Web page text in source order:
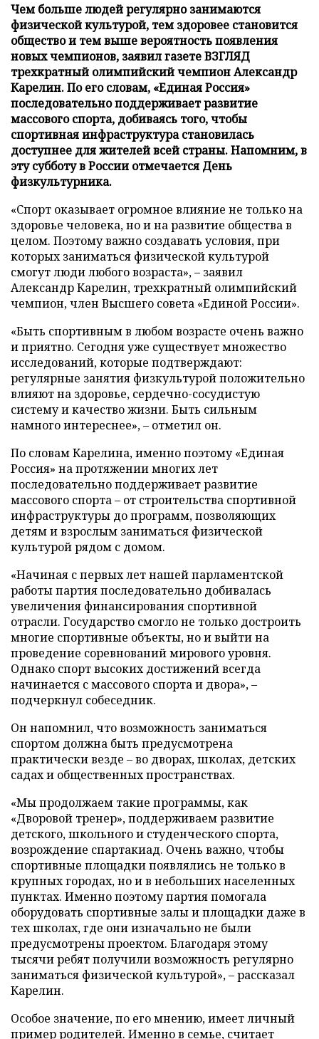
Чем больше людей регулярно занимаются
физической культурой, тем здоровее становится
общество и тем выше вероятность появления
новых чемпионов, заявил газете ВЗГЛЯД
трехкратный олимпийский чемпион Александр
Карелин. По его словам, «Единая Россия»
последовательно поддерживает развитие
массового спорта, добиваясь того, чтобы
спортивная инфраструктура становилась
доступнее для жителей всей страны. Напомним, в
эту субботу в России отмечается День
физкультурника.
«Спорт оказывает огромное влияние не только на
здоровье человека, но и на развитие общества в
целом. Поэтому важно создавать условия, при
которых заниматься физической культурой
смогут люди любого возраста», – заявил
Александр Карелин, трехкратный олимпийский
чемпион, член Высшего совета «Единой России».
«Быть спортивным в любом возрасте очень важно
и приятно. Сегодня уже существует множество
исследований, которые подтверждают:
регулярные занятия физкультурой положительно
влияют на здоровье, сердечно-сосудистую
систему и качество жизни. Быть сильным
намного интереснее», – отметил он.
По словам Карелина, именно поэтому «Единая
Россия» на протяжении многих лет
последовательно поддерживает развитие
массового спорта – от строительства спортивной
инфраструктуры до программ, позволяющих
детям и взрослым заниматься физической
культурой рядом с домом.
«Начиная с первых лет нашей парламентской
работы партия последовательно добивалась
увеличения финансирования спортивной
отрасли. Государство смогло не только достроить
многие спортивные объекты, но и выйти на
проведение соревнований мирового уровня.
Однако спорт высоких достижений всегда
начинается с массового спорта и двора», –
подчеркнул собеседник.
Он напомнил, что возможность заниматься
спортом должна быть предусмотрена
практически везде – во дворах, школах, детских
садах и общественных пространствах.
«Мы продолжаем такие программы, как
«Дворовой тренер», поддерживаем развитие
детского, школьного и студенческого спорта,
возрождение спартакиад. Очень важно, чтобы
спортивные площадки появлялись не только в
крупных городах, но и в небольших населенных
пунктах. Именно поэтому партия помогала
оборудовать спортивные залы и площадки даже в
тех школах, где они изначально не были
предусмотрены проектом. Благодаря этому
тысячи ребят получили возможность регулярно
заниматься физической культурой», – рассказал
Карелин.
Особое значение, по его мнению, имеет личный
пример родителей. Именно в семье, считает